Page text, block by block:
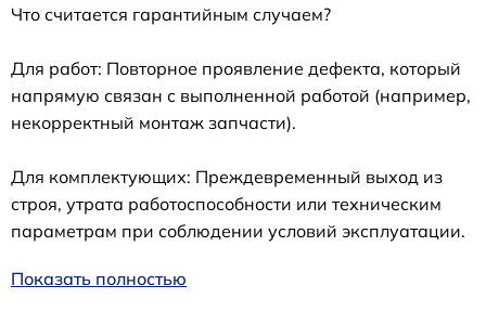
Что считается гарантийным случаем?
Для работ: Повторное проявление дефекта, который
напрямую связан с выполненной работой (например,
некорректный монтаж запчасти).
Для комплектующих: Преждевременный выход из
строя, утрата работоспособности или техническим
параметрам при соблюдении условий эксплуатации.
Показать полностью